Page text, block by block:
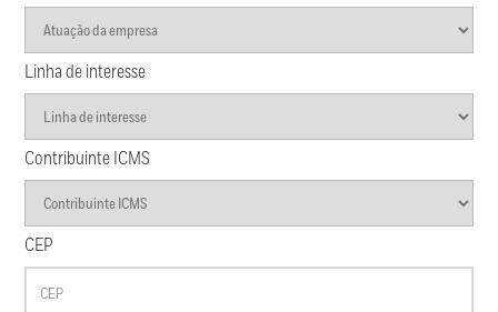
Linha de interesse
Contribuinte ICMS
CEP